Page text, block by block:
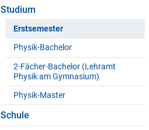
Studium
Erstsemester
Physik-Bachelor
2-Fächer-Bachelor (Lehramt
Physik am Gymnasium)
Physik-Master
Schule